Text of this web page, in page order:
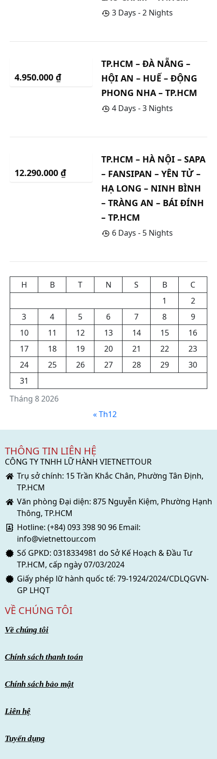
3 Days - 2 Nights
4.950.000 ₫
TP.HCM – ĐÀ NẴNG –
HỘI AN – HUẾ – ĐỘNG
PHONG NHA – TP.HCM
4 Days - 3 Nights
12.290.000 ₫
TP.HCM – HÀ NỘI – SAPA
– FANSIPAN – YÊN TỬ –
HẠ LONG – NINH BÌNH
– TRÀNG AN – BÁI ĐÍNH
– TP.HCM
6 Days - 5 Nights
Tháng 8 2026
H B T N S B
C
1
2
3
4 5 6 7 8
9
10
11 12 13 14 15
16
17
18 19 20 21 22
23
24
25 26 27 28 29
30
31
« Th12
THÔNG TIN LIÊN HỆ
CÔNG TY TNHH LỮ HÀNH VIETNETTOUR
Trụ sở chính: 15 Trần Khắc Chân, Phường Tân Định,
TP.HCM
Văn phòng Đại diện: 875 Nguyễn Kiệm, Phường Hạnh
Thông, TP.HCM
Hotline: (+84) 093 398 90 96 Email:
info@vietnettour.com
Số GPKD: 0318334981 do Sở Kế Hoạch & Đầu Tư
TP.HCM, cấp ngày 07/03/2024
Giấy phép lữ hành quốc tế: 79-1924/2024/CDLQGVN-
GP LHQT
VỀ CHÚNG TÔI
Về chúng tôi
Chính sách thanh toán
Chính sách bảo mật
Liên hệ
Tuyển dụng